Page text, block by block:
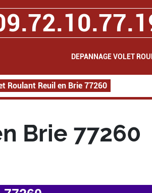
DEPANNAGE VOLET
Roulant Reuil en Brie 77260
Brie 77260